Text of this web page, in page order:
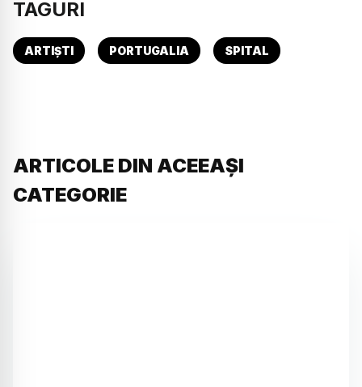
TAGURI
ARTIȘTI PORTUGALIA SPITAL
ARTICOLE DIN ACEEAȘI
CATEGORIE